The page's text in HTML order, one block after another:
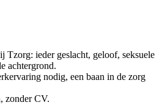
Tzorg: ieder geslacht, geloof, seksuele
achtergrond.
nodig, een baan in de zorg
zonder CV.